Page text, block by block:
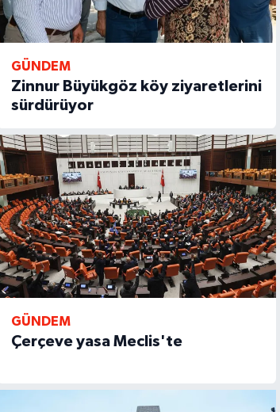
GÜNDEM
Zinnur Büyükgöz köy ziyaretlerini
sürdürüyor
GÜNDEM
Çerçeve yasa Meclis'te